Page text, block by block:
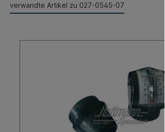
verwandte Artikel zu 027-0545-07